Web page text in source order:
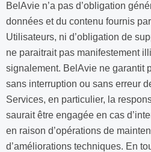
BelAvie n’a pas d’obligation
données et du contenu fournis
Utilisateurs, ni d’obligation de
ne paraitrait pas manifestement
signalement. BelAvie ne garantit
sans interruption ou sans erreur
Services, en particulier, la
saurait être engagée en cas
en raison d’opérations de
d’améliorations techniques. En